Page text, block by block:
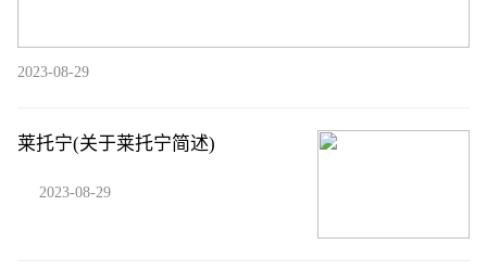
2023-08-29
莱托宁(关于莱托宁简述)
2023-08-29